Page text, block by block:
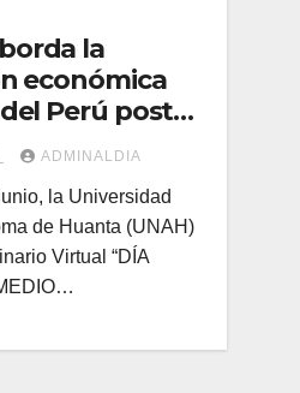
la
económica
Perú post
ADMINALDIA
la Universidad
de Huanta (UNAH)
Virtual “DÍA